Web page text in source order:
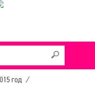
год /